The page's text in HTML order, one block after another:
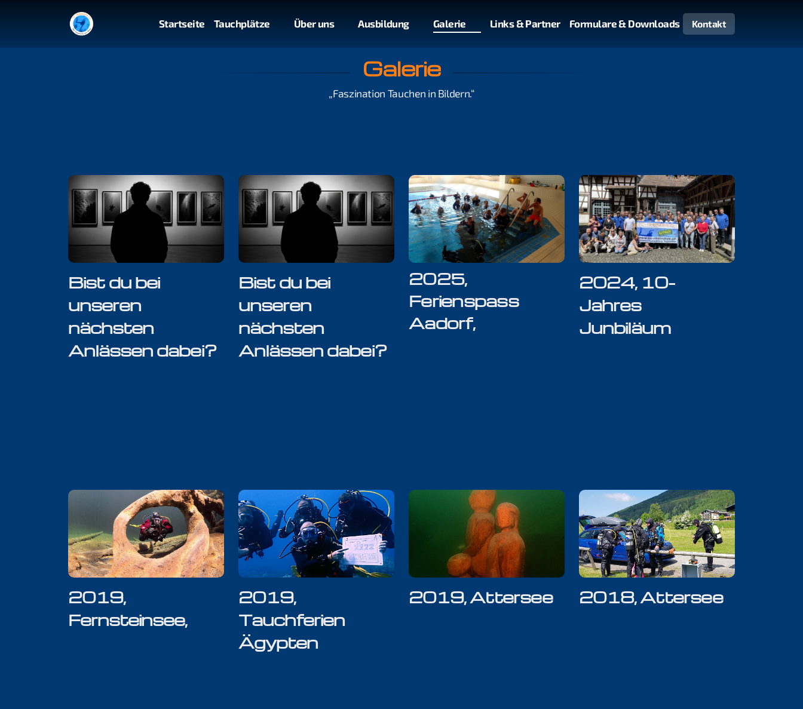
Startseite Tauchplätze Über uns Ausbildung Galerie Links & Partner Formulare & Downloads Kontakt
Galerie
„Faszination Tauchen in Bildern.“
Bist du bei
unseren
nächsten
Anlässen dabei?
Bist du bei
unseren
nächsten
Anlässen dabei?
2025,
Ferienspass
Aadorf,
2024, 10-
Jahres
Junbiläum
2019,
Fernsteinsee,
2019,
Tauchferien
Ägypten
2019, Attersee 2018, Attersee